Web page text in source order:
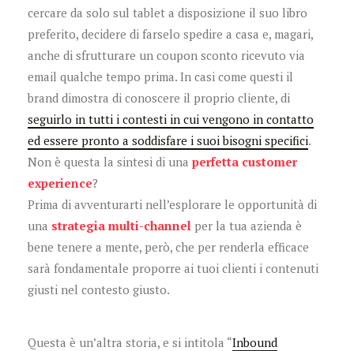
cercare da solo sul tablet a disposizione il suo libro
preferito, decidere di farselo spedire a casa e, magari,
anche di sfrutturare un coupon sconto ricevuto via
email qualche tempo prima. In casi come questi il
brand dimostra di conoscere il proprio cliente, di
seguirlo in tutti i contesti in cui vengono in contatto
ed essere pronto a soddisfare i suoi bisogni specifici.
Non è questa la sintesi di una perfetta customer
experience?
Prima di avventurarti nell’esplorare le opportunità di
una strategia multi-channel per la tua azienda è
bene tenere a mente, però, che per renderla efficace
sarà fondamentale proporre ai tuoi clienti i contenuti
giusti nel contesto giusto.
Questa è un’altra storia, e si intitola “Inbound